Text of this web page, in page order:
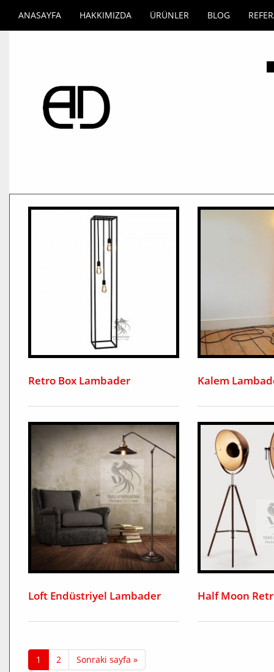
ANASAYFA HAKKIMIZDA ÜRÜNLER BLOG
Retro Box Lambader Kalem
Loft Endüstriyel Lambader Half Moon
1 2 Sonraki sayfa »